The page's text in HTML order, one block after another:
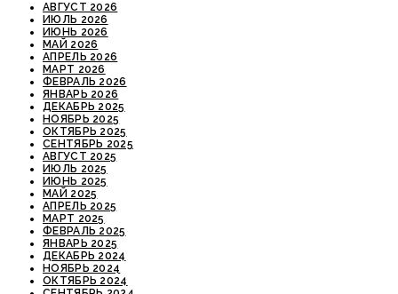
АВГУСТ 2026
ИЮЛЬ 2026
ИЮНЬ 2026
МАЙ 2026
АПРЕЛЬ 2026
МАРТ 2026
ФЕВРАЛЬ 2026
ЯНВАРЬ 2026
ДЕКАБРЬ 2025
НОЯБРЬ 2025
ОКТЯБРЬ 2025
СЕНТЯБРЬ 2025
АВГУСТ 2025
ИЮЛЬ 2025
ИЮНЬ 2025
МАЙ 2025
АПРЕЛЬ 2025
МАРТ 2025
ФЕВРАЛЬ 2025
ЯНВАРЬ 2025
ДЕКАБРЬ 2024
НОЯБРЬ 2024
ОКТЯБРЬ 2024